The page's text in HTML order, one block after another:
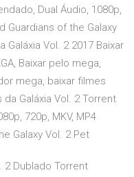
Dual Áudio, 1080p,
Guardians of the Galaxy
Galáxia Vol. 2 2017 Baixar
Baixar pelo mega,
mega, baixar filmes
da Galáxia Vol. 2 Torrent
720p, MKV, MP4
Galaxy Vol. 2 Pet
2 Dublado Torrent